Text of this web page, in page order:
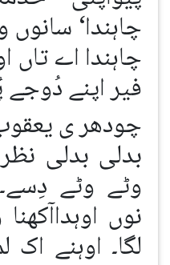
چاہندا‘ سانوں
چاہندا اے
فیر اپنے دُوجے
چودھر ی
بدلی بدلی
وٹے وٹے
نوں
لگا۔ اوہنے اک